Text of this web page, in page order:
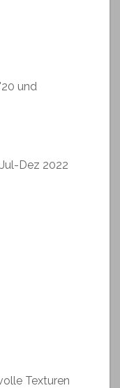
und
Dez 2022
Texturen